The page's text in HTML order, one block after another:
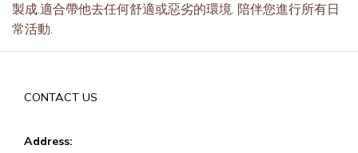
製成.適合帶他去任何舒適或惡劣的環境. 陪伴您進行所有日
常活動.
CONTACT US
Address: